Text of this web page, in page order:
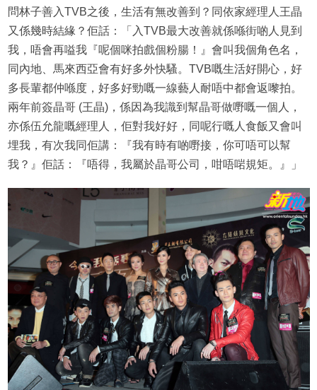
問林子善入TVB之後，生活有無改善到？同依家經理人王晶
又係幾時結緣？佢話：「入TVB最大改善就係喺街啲人見到
我，唔會再嗌我『呢個咪拍戲個粉腸！』會叫我個角色名，
同內地、馬來西亞會有好多外快騷。TVB嘅生活好開心，好
多長輩都仲喺度，好多好勁嘅一線藝人耐唔中都會返嚟拍。
兩年前簽晶哥 (王晶)，係因為我識到幫晶哥做嘢嘅一個人，
亦係伍允龍嘅經理人，佢對我好好，同呢行嘅人食飯又會叫
埋我，有次我同佢講：『我有時有啲嘢接，你可唔可以幫
我？』佢話：『唔得，我屬於晶哥公司，咁唔啱規矩。』」